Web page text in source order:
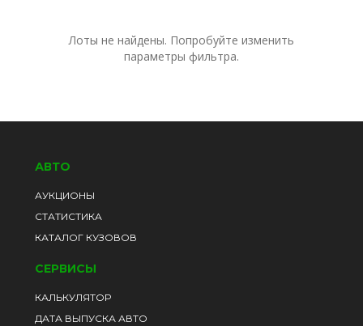
Лоты не найдены. Попробуйте изменить
параметры фильтра.
АВТО
АУКЦИОНЫ
СТАТИСТИКА
КАТАЛОГ КУЗОВОВ
СЕРВИСЫ
КАЛЬКУЛЯТОР
ДАТА ВЫПУСКА АВТО